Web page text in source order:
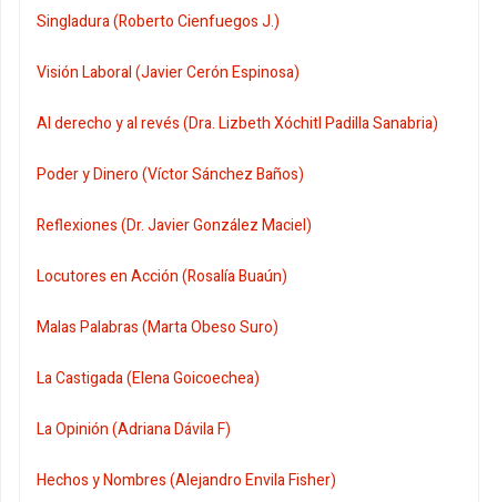
Singladura (Roberto Cienfuegos J.)
Visión Laboral (Javier Cerón Espinosa)
Al derecho y al revés (Dra. Lizbeth Xóchitl Padilla Sanabria)
Poder y Dinero (Víctor Sánchez Baños)
Reflexiones (Dr. Javier González Maciel)
Locutores en Acción (Rosalía Buaún)
Malas Palabras (Marta Obeso Suro)
La Castigada (Elena Goicoechea)
La Opinión (Adriana Dávila F)
Hechos y Nombres (Alejandro Envila Fisher)